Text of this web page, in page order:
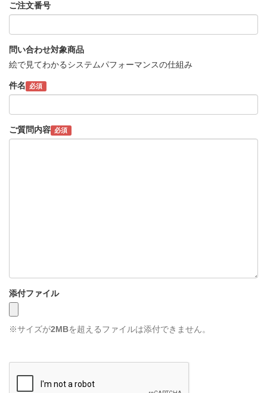
ご注文番号
問い合わせ対象商品
絵で見てわかるシステムパフォーマンスの仕組み
件名 必須
ご質問内容 必須
添付ファイル
※サイズが2MBを超えるファイルは添付できません。